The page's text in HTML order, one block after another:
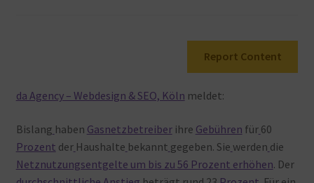
Report Content
da Agency – Webdesign & SEO, Köln meldet:
Bislang haben Gasnetzbetreiberihre Gebühren für 60
Prozent der Haushalte bekannt gegeben. Sie werden die
Netznutzungsentgelte um bis zu 56 Prozent erhöhen. Der